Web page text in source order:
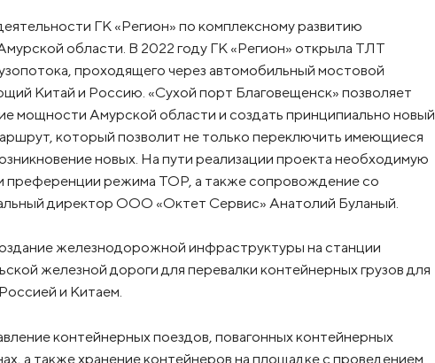
ГК «Регион» по комплексному развитию
области. В 2022 году ГК «Регион» открыла ТЛТ
проходящего через автомобильный мостовой
Китай и Россию. «Сухой порт Благовещенск» позволяет
мощности Амурской области и создать принципиально новый
который позволит не только переключить имеющиеся
новых. На пути реализации проекта необходимую
преференции режима ТОР, а также сопровождение со
директор ООО «Октет Сервис» Анатолий Буланый.
железнодорожной инфраструктуры на станции
железной дороги для перевалки контейнерных грузов для
и Китаем.
контейнерных поездов, повагонных контейнерных
а также хранение контейнеров на площадке с проведением